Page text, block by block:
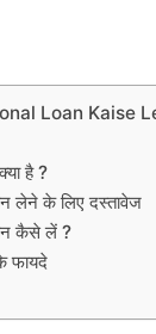
Loan Kaise
है ?
लेने के लिए दस्तावेज
कैसे लें ?
फायदे